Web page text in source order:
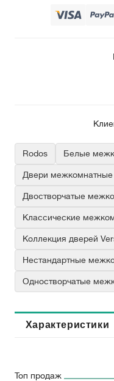
Rodos Белые
Двери
Двостворчатые
Классические
Коллекция дверей
Нестандартные
Одностворчатые
Характеристики
Топ продаж